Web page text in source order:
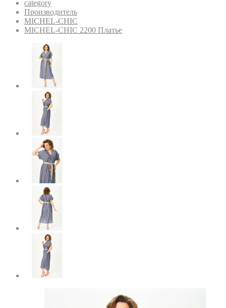
category
Производитель
MICHEL-CHIC
MICHEL-CHIC 2200 Платье